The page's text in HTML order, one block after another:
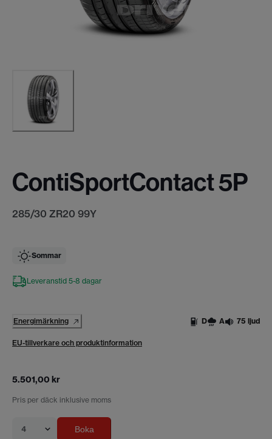
ContiSportContact 5P
285/30 ZR20 99Y
Sommar
Leveranstid 5-8 dagar
Energimärkning D A 75 ljud
EU-tillverkare och produktinformation
5.501,00 kr
Pris per däck inklusive moms
4 Boka